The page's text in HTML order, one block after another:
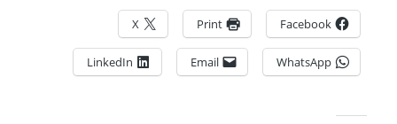
Facebook
Print
X
WhatsApp
Email
LinkedIn